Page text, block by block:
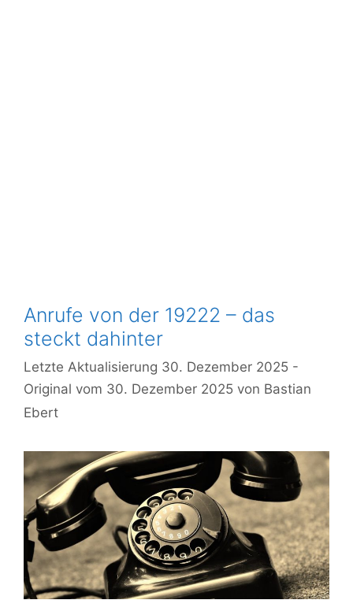
Anrufe von der 19222 – das
steckt dahinter
30. Dezember 2025
30. Dezember 2025 von Bastian
Ebert